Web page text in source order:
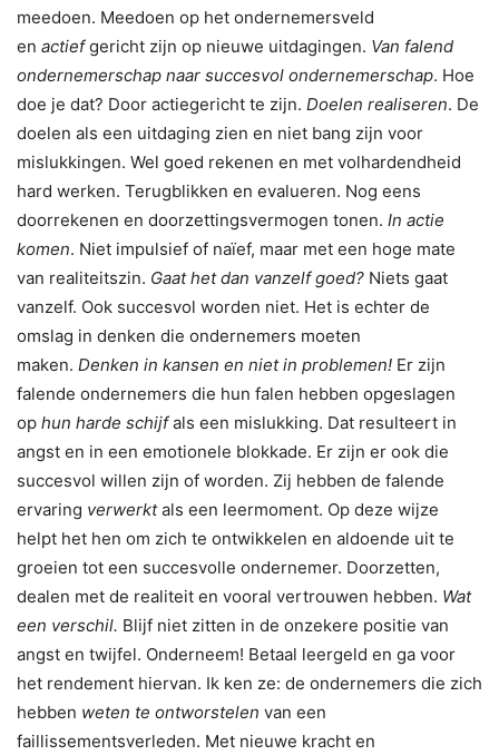
meedoen. Meedoen op het ondernemersveld
en actiefgericht zijn op nieuwe uitdagingen. Van falend
ondernemerschap naar succesvol ondernemerschap. Hoe
doe je dat? Door actiegericht te zijn. Doelen realiseren. De
doelen als een uitdaging zien en niet bang zijn voor
mislukkingen. Wel goed rekenen en met volhardendheid
hard werken. Terugblikken en evalueren. Nog eens
doorrekenen en doorzettingsvermogen tonen. In actie
komen. Niet impulsief of naïef, maar met een hoge mate
van realiteitszin. Gaat het dan vanzelf goed? Niets gaat
vanzelf. Ook succesvol worden niet. Het is echter de
omslag in denken die ondernemers moeten
maken. Denken in kansen en niet in problemen! Er zijn
falende ondernemers die hun falen hebben opgeslagen
op hun harde schijfals een mislukking. Dat resulteert in
angst en in een emotionele blokkade. Er zijn er ook die
succesvol willen zijn of worden. Zij hebben de falende
ervaring verwerktals een leermoment. Op deze wijze
helpt het hen om zich te ontwikkelen en aldoende uit te
groeien tot een succesvolle ondernemer. Doorzetten,
dealen met de realiteit en vooral vertrouwen hebben. Wat
een verschil. Blijf niet zitten in de onzekere positie van
angst en twijfel. Onderneem! Betaal leergeld en ga voor
het rendement hiervan. Ik ken ze: de ondernemers die zich
hebben weten te ontworstelen van een
faillissementsverleden. Met nieuwe kracht en